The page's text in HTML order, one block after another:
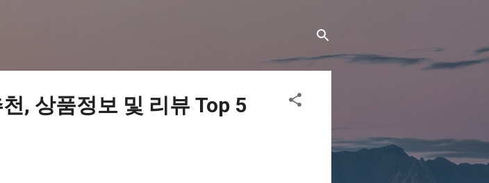
, 상품정보 및 리뷰 Top 5